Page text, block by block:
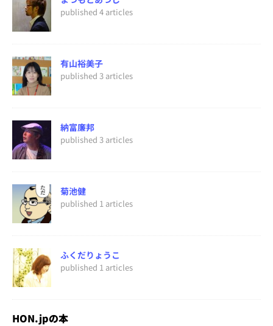
published 4 articles
有山裕美子
published 3 articles
納富廉邦
published 3 articles
菊池健
published 1 articles
ふくだりょうこ
published 1 articles
HON.jpの本